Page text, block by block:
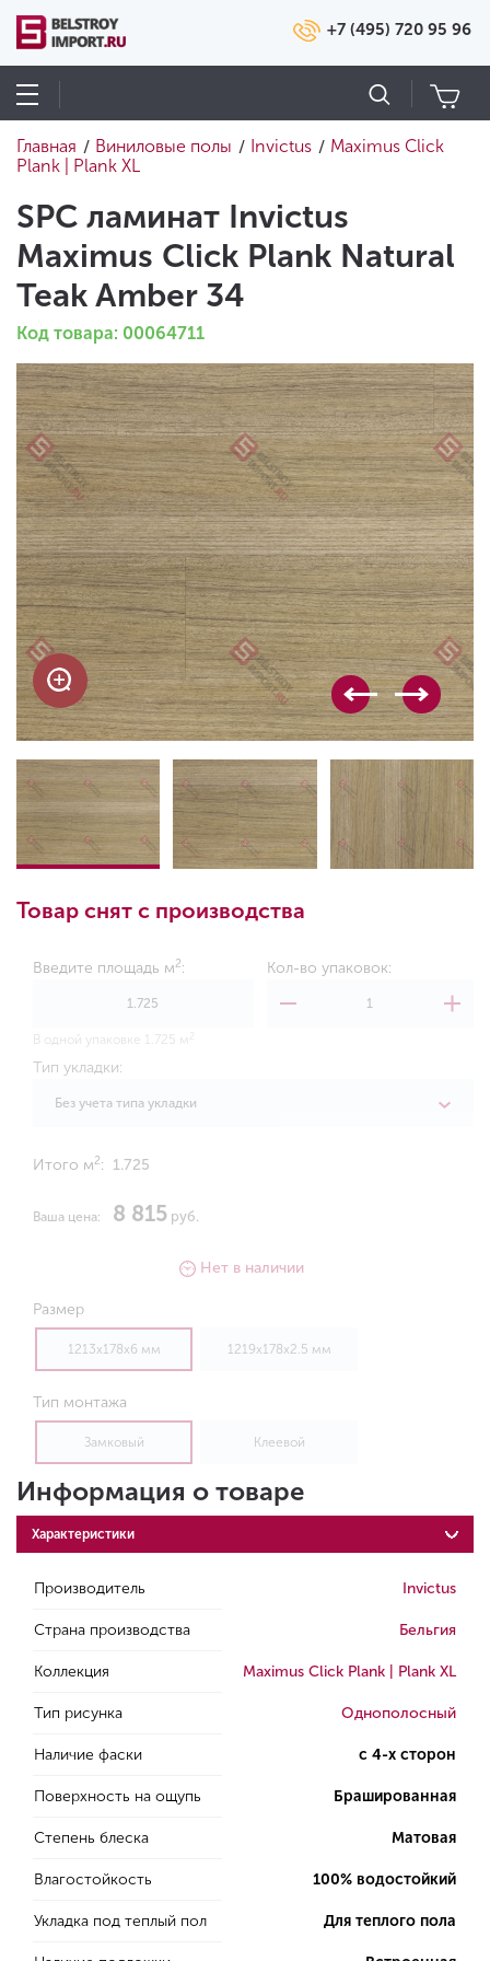
+7 (495) 720 95 96
Главная / Виниловые полы / Invictus / Maximus Click
Plank | Plank XL
SPC ламинат Invictus
Maximus Click Plank Natural
Teak Amber 34
Код товара: 00064711
Товар снят с производства
Введите площадь м2: Кол-во упаковок:
В одной упаковке 1.725 м
Тип укладки:
Без учета типа укладки
Итого м2: 1.725
Ваша цена: 8 815 руб.
Нет в наличии
Размер
1213х178х6 мм 1219х178х2.5 мм
Тип монтажа
Замковый Клеевой
Информация о товаре
Характеристики
Производитель Invictus
Страна производства Бельгия
Коллекция Maximus Click Plank | Plank XL
Тип рисунка Однополосный
Наличие фаски с 4-х сторон
Поверхность на ощупь Брашированная
Степень блеска Матовая
Влагостойкость 100% водостойкий
Укладка под теплый пол Для теплого пола